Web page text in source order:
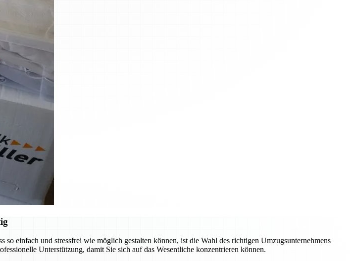
einfach und stressfrei wie möglich gestalten können, ist die Wahl des richtigen Umzugsunternehmens
Unterstützung, damit Sie sich auf das Wesentliche konzentrieren können.